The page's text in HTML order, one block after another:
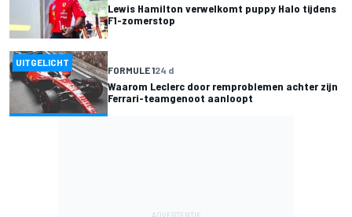
Lewis Hamilton verwelkomt puppy Halo tijdens
F1-zomerstop
UITGELICHT
FORMULE 124 d
Waarom Leclerc door remproblemen achter zijn
Ferrari-teamgenoot aanloopt